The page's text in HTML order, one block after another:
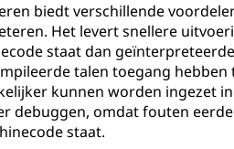
biedt verschillende
Het levert snellere
staat dan
talen toegang
kunnen worden ingezet
debuggen, omdat fouten
staat.